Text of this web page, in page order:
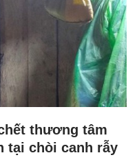
thương tâm
tại chòi canh rẫy